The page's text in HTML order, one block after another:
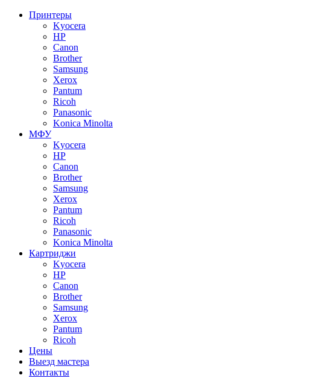
Принтеры
Kyocera
HP
Canon
Brother
Samsung
Xerox
Pantum
Ricoh
Panasonic
Konica Minolta
МФУ
Kyocera
HP
Canon
Brother
Samsung
Xerox
Pantum
Ricoh
Panasonic
Konica Minolta
Картриджи
Kyocera
HP
Canon
Brother
Samsung
Xerox
Pantum
Ricoh
Цены
Выезд мастера
Контакты